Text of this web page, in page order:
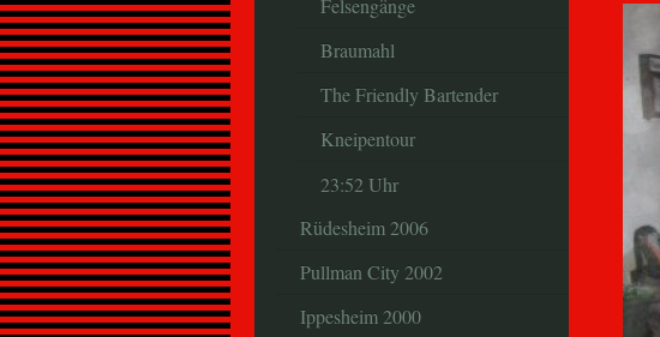
Felsengänge
Braumahl
The Friendly Bartender
Kneipentour
23:52 Uhr
Rüdesheim 2006
Pullman City 2002
Ippesheim 2000